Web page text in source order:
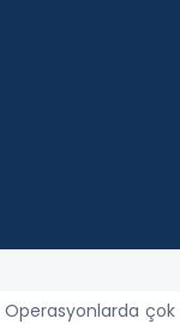
Operasyonlarda